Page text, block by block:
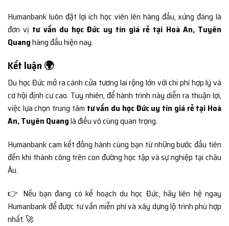
Humanbank luôn đặt lợi ích học viên lên hàng đầu, xứng đáng là
đơn vị tư vấn du học Đức uy tín giá rẻ tại Hoà An, Tuyên
Quanghàng đầu hiện nay.
Kết luận 🌍
Du học Đức mở ra cánh cửa tương lai rộng lớn với chi phí hợp lý và
cơ hội định cư cao. Tuy nhiên, để hành trình này diễn ra thuận lợi,
việc lựa chọn trung tâm tư vấn du học Đức uy tín giá rẻ tại Hoà
An, Tuyên Quanglà điều vô cùng quan trọng.
Humanbank cam kết đồng hành cùng bạn từ những bước đầu tiên
đến khi thành công trên con đường học tập và sự nghiệp tại châu
Âu.
👉 Nếu bạn đang có kế hoạch du học Đức, hãy liên hệ ngay
Humanbank để được tư vấn miễn phí và xây dựng lộ trình phù hợp
nhất. 🚀